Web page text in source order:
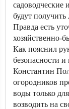
садоводческие
будут
Правда есть
хозяйственно-
Как пояснил
безопасности
Константин
огородников
воды только
возводить на